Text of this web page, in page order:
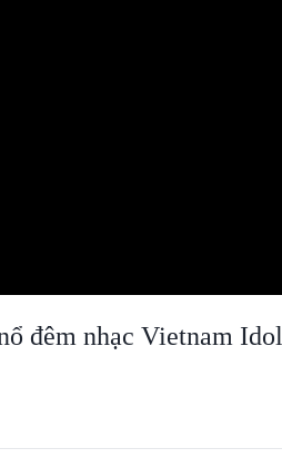
đêm nhạc Vietnam Idol